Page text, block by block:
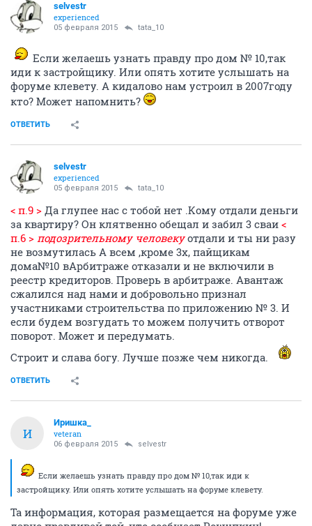
selvestr
experienced
05 февраля 2015 tata_10
Если желаешь узнать правду про дом № 10,так
иди к застройщику. Или опять хотите услышать на
форуме клевету. А кидалово нам устроил в 2007году
кто? Может напомнить?
ОТВЕТИТЬ
selvestr
experienced
05 февраля 2015 tata_10
< п.9 > Да глупее нас с тобой нет .Кому отдали деньги
за квартиру? Он клятвенно обещал и забил 3 сваи <
п.6 > подозрительному человекуотдали и ты ни разу
не возмутилась А всем ,кроме 3х, пайщикам
дома№10 вАрбитраже отказали и не включили в
реестр кредиторов. Проверь в арбитраже. Авантаж
сжалился над нами и добровольно признал
участниками строительства по приложению № 3. И
если будем возгудать то можем получить отворот
поворот. Может и передумать.
Строит и слава богу. Лучше позже чем никогда.
ОТВЕТИТЬ
И
Иришка_
veteran
06 февраля 2015 selvestr
Если желаешь узнать правду про дом № 10,так иди к
застройщику. Или опять хотите услышать на форуме клевету.
Та информация, которая размещается на форуме уже